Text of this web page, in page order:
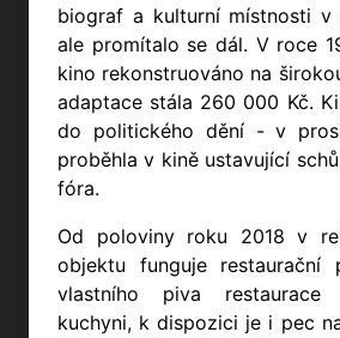
biograf a kulturní místnosti
ale promítalo se dál. V roce
kino rekonstruováno na
adaptace stála 260 000 Kč.
do politického dění - v
proběhla v kině ustavující
fóra.
Od poloviny roku 2018 v
objektu funguje restaurační
vlastního piva restaurace
kuchyni, k dispozici je i pec